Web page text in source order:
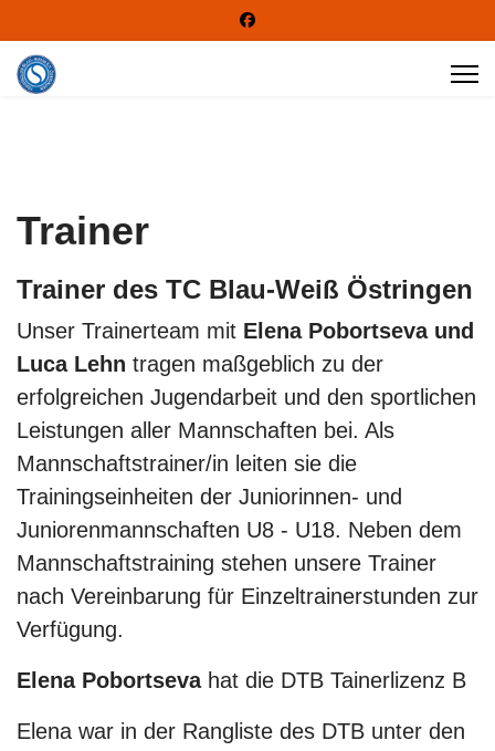
Trainer
Trainer des TC Blau-Weiß Östringen
Unser Trainerteam mit Elena Pobortseva und
Luca Lehn tragen maßgeblich zu der
erfolgreichen Jugendarbeit und den sportlichen
Leistungen aller Mannschaften bei. Als
Mannschaftstrainer/in leiten sie die
Trainingseinheiten der Juniorinnen- und
Juniorenmannschaften U8 - U18. Neben dem
Mannschaftstraining stehen unsere Trainer
nach Vereinbarung für Einzeltrainerstunden zur
Verfügung.
Elena Pobortsevahat die DTB Tainerlizenz B
Elena war in der Rangliste des DTB unter den